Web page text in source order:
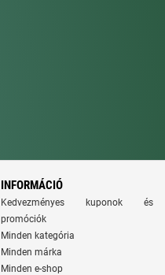
INFORMÁCIÓ
Kedvezményes kuponok és
promóciók
Minden kategória
Minden márka
Minden e-shop